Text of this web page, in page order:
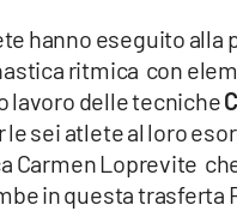
hanno eseguito alla
ritmica con
lavoro delle tecniche
sei atlete al loro
Carmen Loprevite
in questa trasferta